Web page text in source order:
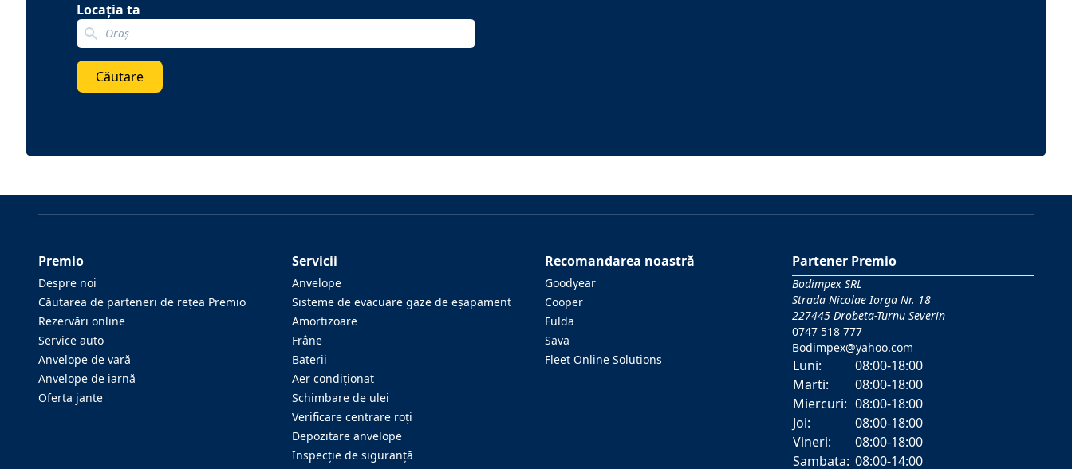
Locația ta
Search localization
Căutare
Premio
Despre noi
Căutarea de parteneri de reţea Premio
Rezervări online
Service auto
Anvelope de vară
Anvelope de iarnă
Oferta jante
Servicii
Anvelope
Sisteme de evacuare gaze de eşapament
Amortizoare
Frâne
Baterii
Aer condiţionat
Schimbare de ulei
Verificare centrare roţi
Depozitare anvelope
Inspecţie de siguranţă
Recomandarea noastră
Goodyear
Cooper
Fulda
Sava
Fleet Online Solutions
Partener Premio
Bodimpex SRL
Strada Nicolae Iorga Nr. 18
227445 Drobeta-Turnu Severin
0747 518 777
Bodimpex@yahoo.com
Luni:
08:00-18:00
Marti:
08:00-18:00
Miercuri: 08:00-18:00
Joi:
08:00-18:00
Vineri:
08:00-18:00
Sambata: 08:00-14:00